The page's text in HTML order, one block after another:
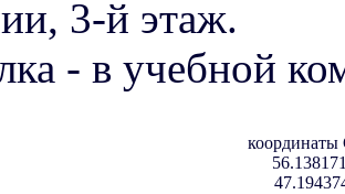
3-й этаж.
- в учебной
координаты